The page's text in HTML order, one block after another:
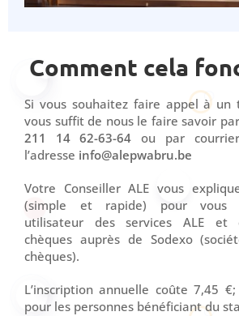
Comment cela
Si vous souhaitez faire appel à un
vous suffit de nous le faire savoir
211 14 62-63-64 ou par
l’adresse info@alepwabru.be
Votre Conseiller ALE vous
(simple et rapide) pour vous
utilisateur des services ALE et
chèques auprès de Sodexo
chèques).
L’inscription annuelle coûte 7,45
pour les personnes bénéficiant du